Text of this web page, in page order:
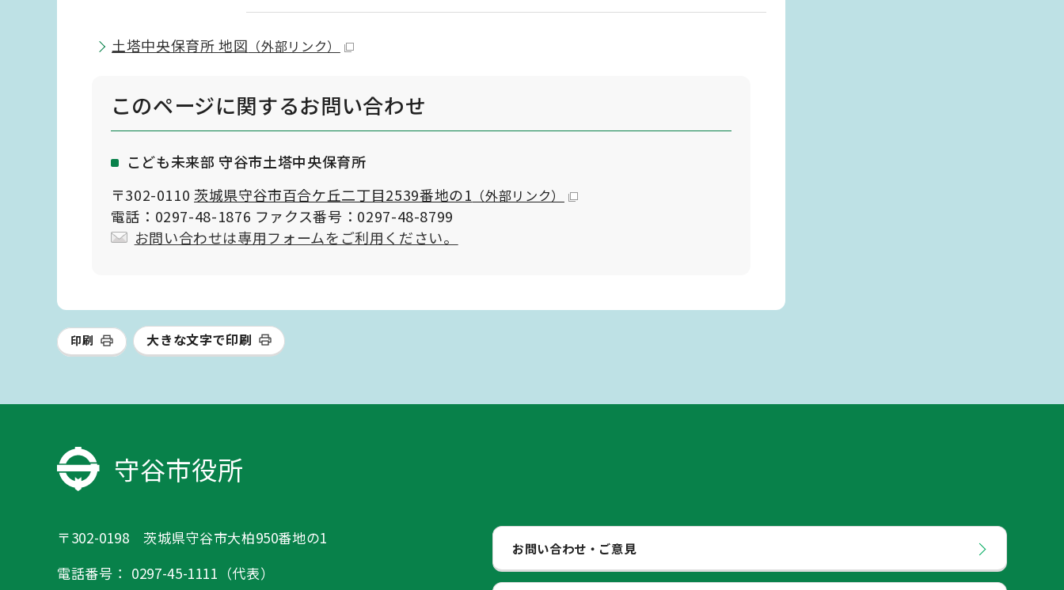
土塔中央保育所 地図 （外部リンク）
このページに関するお問い合わせ
こども未来部 守谷市土塔中央保育所
〒302-0110 茨城県守谷市百合ケ丘二丁目2539番地の1 （外部リンク）
電話：0297-48-1876 ファクス番号：0297-48-8799
お問い合わせは専用フォームをご利用ください。
印刷 大きな文字で印刷
守谷市役所
〒302-0198 茨城県守谷市大柏950番地の1
電話番号： 0297-45-1111（代表）
お問い合わせ・ご意見